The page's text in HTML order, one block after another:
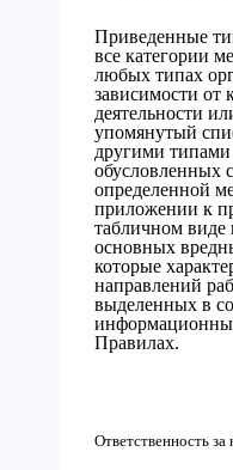
Приведенные
все категории
любых типах
зависимости от
деятельности
упомянутый
другими типами
обусловленных
определенной
приложении к
табличном виде
основных
которые
направлений
выделенных в
Правилах.
Ответственность